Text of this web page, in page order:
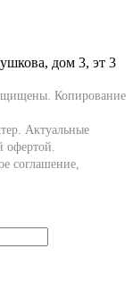
дом 3, эт 3
Копирование
Актуальные
офертой.
соглашение,